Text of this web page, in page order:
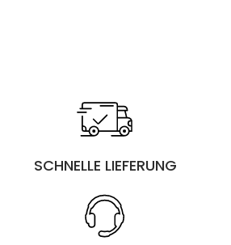
SCHNELLE LIEFERUNG